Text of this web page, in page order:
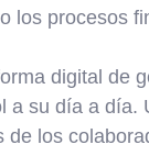
los procesos
digital de
a su día a día.
de los